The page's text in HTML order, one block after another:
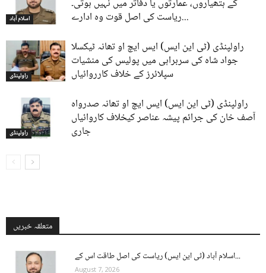
اسلام آباد
کے ہتھیاروں، عمارتوں یا دفاتر میں نہیں ہوتی۔
ریاست کی اصل قوت وہ ادارے...
راولپنڈی
راولپنڈی (ٹی این ایس) ایس ایچ او تھانہ ٹیکسلا
جواد شاہ کی سربراہی میں پولیس کی منشیات
سپلائرز کے خلاف کارروائیاں
راولپنڈی
راولپنڈی (ٹی این ایس) ایس ایچ او تھانہ صدرواہ
آصف خان کی جرائم پیشہ عناصر کیخلاف کاروائیاں
جاری
متعلقہ خبریں
اسلام آباد (ٹی این ایس) ریاست کی اصل طاقت اس کے...
August 7, 2026